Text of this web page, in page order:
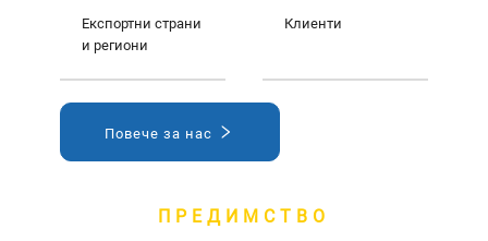
Експортни страни
и региони
Клиенти
Повече за нас
ПРЕДИМСТВО